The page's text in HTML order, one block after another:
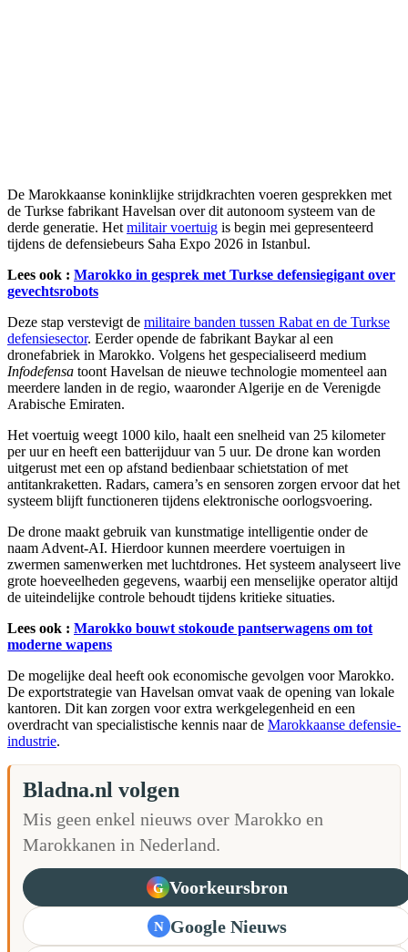
De Marokkaanse koninklijke strijdkrachten voeren gesprekken met
de Turkse fabrikant Havelsan over dit autonoom systeem van de
derde generatie. Het militair voertuig is begin mei gepresenteerd
tijdens de defensiebeurs Saha Expo 2026 in Istanbul.
Lees ook : Marokko in gesprek met Turkse defensiegigant over
gevechtsrobots
Deze stap verstevigt de militaire banden tussen Rabat en de Turkse
defensiesector. Eerder opende de fabrikant Baykar al een
dronefabriek in Marokko. Volgens het gespecialiseerd medium
Infodefensa toont Havelsan de nieuwe technologie momenteel aan
meerdere landen in de regio, waaronder Algerije en de Verenigde
Arabische Emiraten.
Het voertuig weegt 1000 kilo, haalt een snelheid van 25 kilometer
per uur en heeft een batterijduur van 5 uur. De drone kan worden
uitgerust met een op afstand bedienbaar schietstation of met
antitankraketten. Radars, camera’s en sensoren zorgen ervoor dat het
systeem blijft functioneren tijdens elektronische oorlogsvoering.
De drone maakt gebruik van kunstmatige intelligentie onder de
naam Advent-AI. Hierdoor kunnen meerdere voertuigen in
zwermen samenwerken met luchtdrones. Het systeem analyseert live
grote hoeveelheden gegevens, waarbij een menselijke operator altijd
de uiteindelijke controle behoudt tijdens kritieke situaties.
Lees ook : Marokko bouwt stokoude pantserwagens om tot
moderne wapens
De mogelijke deal heeft ook economische gevolgen voor Marokko.
De exportstrategie van Havelsan omvat vaak de opening van lokale
kantoren. Dit kan zorgen voor extra werkgelegenheid en een
overdracht van specialistische kennis naar de Marokkaanse defensie-
industrie.
Bladna.nl volgen
Mis geen enkel nieuws over Marokko en
Marokkanen in Nederland.
G Voorkeursbron
N Google Nieuws